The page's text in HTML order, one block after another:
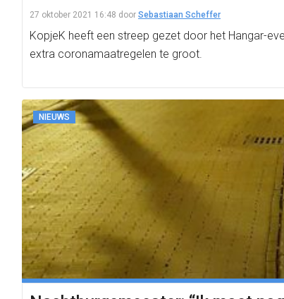
27 oktober 2021 16:48 door Sebastiaan Scheffer
KopjeK heeft een streep gezet door het Hangar-
extra coronamaatregelen te groot.
NIEUWS